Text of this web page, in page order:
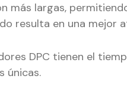
más largas,
resulta en una mejor
DPC tienen el
únicas.